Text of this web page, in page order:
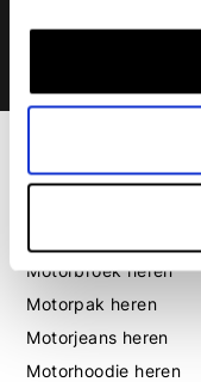
Heren
Motorbroek heren
Motorpak heren
Motorjeans heren
Motorhoodie heren